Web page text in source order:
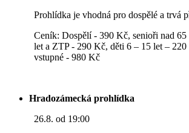
Prohlídka je vhodná pro dospělé a trvá
Ceník: Dospělí - 390 Kč, senioři nad 65
let a ZTP - 290 Kč, děti 6 – 15 let –
vstupné - 980 Kč
Hradozámecká prohlídka
26.8. od 19:00